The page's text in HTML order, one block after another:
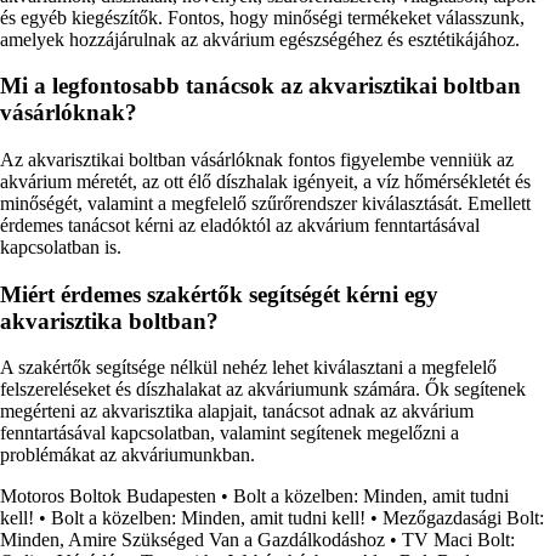
és egyéb kiegészítők. Fontos, hogy minőségi termékeket válasszunk,
amelyek hozzájárulnak az akvárium egészségéhez és esztétikájához.
Mi a legfontosabb tanácsok az akvarisztikai boltban
vásárlóknak?
Az akvarisztikai boltban vásárlóknak fontos figyelembe venniük az
akvárium méretét, az ott élő díszhalak igényeit, a víz hőmérsékletét és
minőségét, valamint a megfelelő szűrőrendszer kiválasztását. Emellett
érdemes tanácsot kérni az eladóktól az akvárium fenntartásával
kapcsolatban is.
Miért érdemes szakértők segítségét kérni egy
akvarisztika boltban?
A szakértők segítsége nélkül nehéz lehet kiválasztani a megfelelő
felszereléseket és díszhalakat az akváriumunk számára. Ők segítenek
megérteni az akvarisztika alapjait, tanácsot adnak az akvárium
fenntartásával kapcsolatban, valamint segítenek megelőzni a
problémákat az akváriumunkban.
Motoros Boltok Budapesten • Bolt a közelben: Minden, amit tudni
kell! • Bolt a közelben: Minden, amit tudni kell! • Mezőgazdasági Bolt:
Minden, Amire Szükséged Van a Gazdálkodáshoz • TV Maci Bolt: